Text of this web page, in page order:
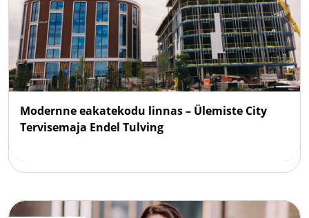
Modernne eakatekodu linnas – Ülemiste City
Tervisemaja Endel Tulving